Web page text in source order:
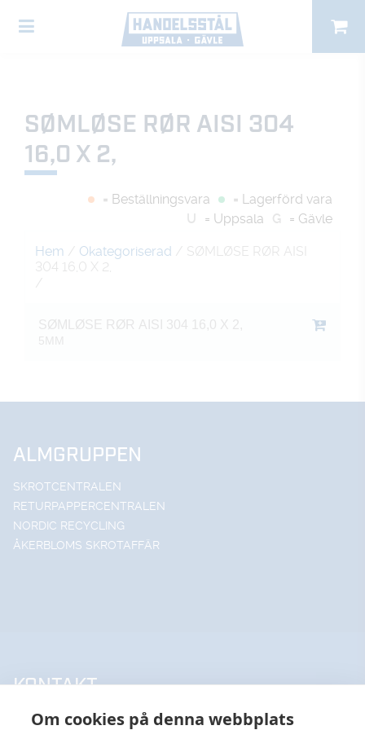
Om cookies på denna webbplats
SØMLØSE RØR AISI 304
16,0 X 2,
= Beställningsvara
= Lagerförd vara
U
= Uppsala G = Gävle
Hem / Okategoriserad / SØMLØSE RØR AISI
304 16,0 X 2,
/
SØMLØSE RØR AISI 304 16,0 X 2,
5MM
ALMGRUPPEN
SKROTCENTRALEN
RETURPAPPERCENTRALEN
NORDIC RECYCLING
ÅKERBLOMS SKROTAFFÄR
KONTAKT
UPPSALA HANDELSSTÅL AB